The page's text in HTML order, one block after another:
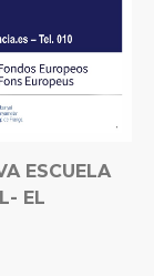
ESCUELA
EL